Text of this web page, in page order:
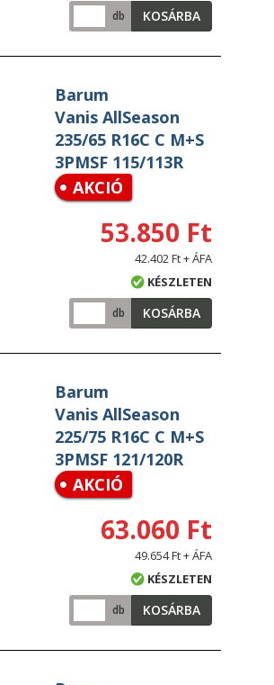
db KOSÁRBA
Barum
Vanis AllSeason
235/65 R16C C M+S
3PMSF 115/113R
AKCIÓ
53.850 Ft
42.402 Ft + ÁFA
KÉSZLETEN
db KOSÁRBA
Barum
Vanis AllSeason
225/75 R16C C M+S
3PMSF 121/120R
AKCIÓ
63.060 Ft
49.654 Ft + ÁFA
KÉSZLETEN
db KOSÁRBA